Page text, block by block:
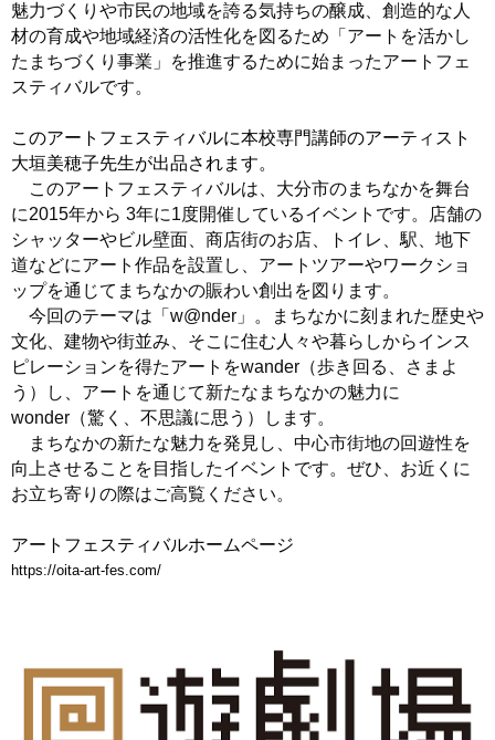
魅力づくりや市民の地域を誇る気持ちの醸成、創造的な人
材の育成や地域経済の活性化を図るため「アートを活かし
たまちづくり事業」を推進するために始まったアートフェ
スティバルです。
このアートフェスティバルに本校専門講師のアーティスト
大垣美穂子先生が出品されます。
このアートフェスティバルは、大分市のまちなかを舞台
に2015年から 3年に1度開催しているイベントです。店舗の
シャッターやビル壁面、商店街のお店、トイレ、駅、地下
道などにアート作品を設置し、アートツアーやワークショ
ップを通じてまちなかの賑わい創出を図ります。
今回のテーマは「w@nder」。まちなかに刻まれた歴史や
文化、建物や街並み、そこに住む人々や暮らしからインス
ピレーションを得たアートをwander（歩き回る、さまよ
う）し、アートを通じて新たなまちなかの魅力に
wonder（驚く、不思議に思う）します。
まちなかの新たな魅力を発見し、中心市街地の回遊性を
向上させることを目指したイベントです。ぜひ、お近くに
お立ち寄りの際はご高覧ください。
アートフェスティバルホームページ
https://oita-art-fes.com/